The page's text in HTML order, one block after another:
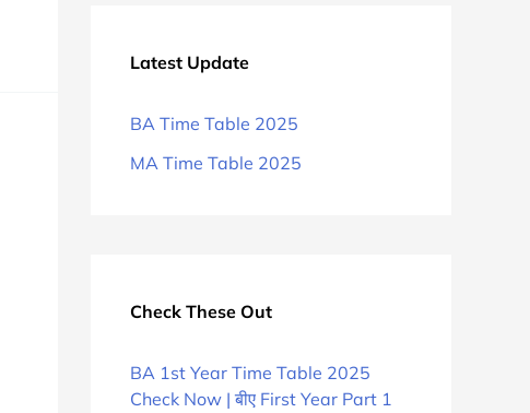
Latest Update
BA Time Table 2025
MA Time Table 2025
Check These Out
BA 1st Year Time Table 2025
Check Now | बीए First Year Part 1